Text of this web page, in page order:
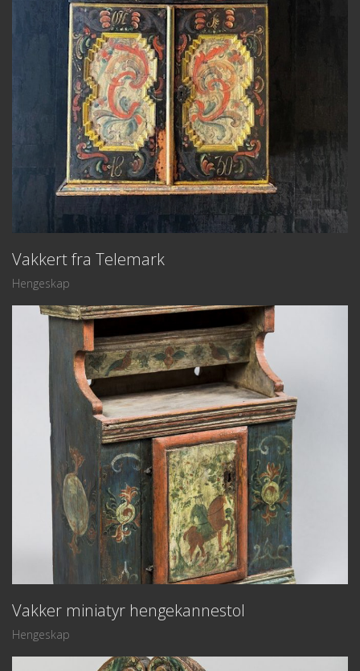
Vakkert fra Telemark
Hengeskap
Vakker miniatyr hengekannestol
Hengeskap